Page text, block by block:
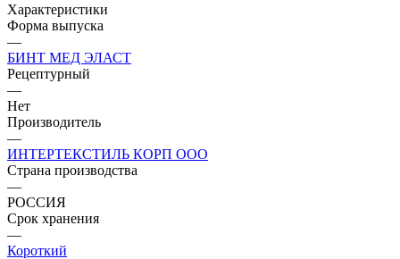
Характеристики
Форма выпуска
—
БИНТ МЕД ЭЛАСТ
Рецептурный
—
Нет
Производитель
—
ИНТЕРТЕКСТИЛЬ КОРП ООО
Страна производства
—
РОССИЯ
Срок хранения
—
Короткий